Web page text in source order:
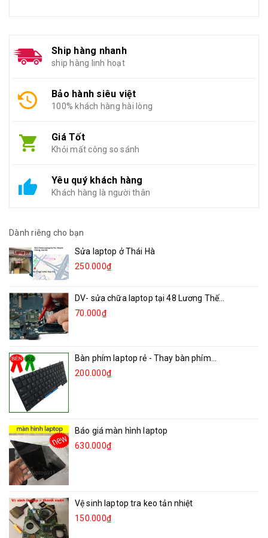
Ship hàng nhanh
ship hàng linh hoạt
Bảo hành siêu việt
100% khách hàng hài lòng
Giá Tốt
Khỏi mất công so sánh
Yêu quý khách hàng
Khách hàng là người thân
Dành riêng cho bạn
Sửa laptop ở Thái Hà
250.000₫
DV- sửa chữa laptop tại 48 Lương Thế...
70.000₫
Bàn phím laptop rẻ - Thay bàn phím...
200.000₫
Báo giá màn hình laptop
630.000₫
Vệ sinh laptop tra keo tản nhiệt
150.000₫